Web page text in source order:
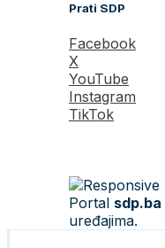
Prati SDP
Facebook
X
YouTube
Instagram
TikTok
Portal sdp.ba
uređajima.